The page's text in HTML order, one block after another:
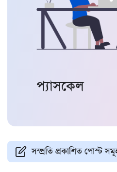
প্যাসকেল
সম্প্রতি প্রকাশিত পোস্ট